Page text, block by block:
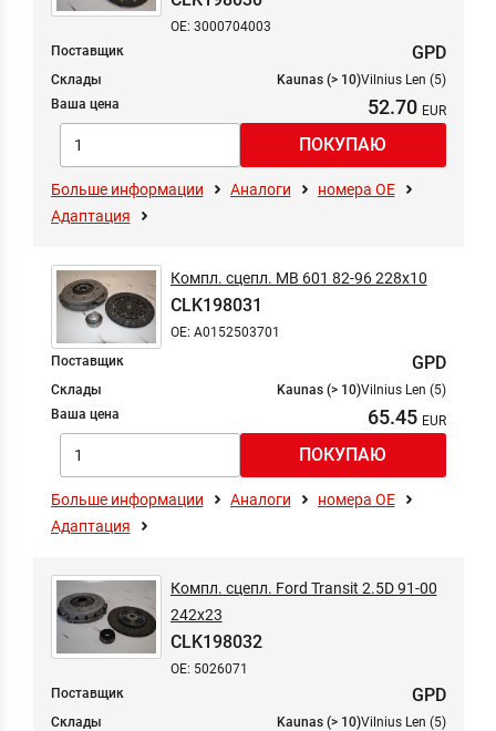
OE: 3000704003
Поставщик
GPD
Склады Kaunas (> 10)Vilnius Len (5)
Ваша цена
52.70
Больше информации Аналоги
номера ОЕ
Адаптация
Компл. сцепл. MB 601 82-96 228x10
CLK198031
OE: A0152503701
Поставщик
GPD
Склады Kaunas (> 10)Vilnius Len (5)
Ваша цена
65.45
Больше информации Аналоги
номера ОЕ
Адаптация
Компл. сцепл. Ford Transit 2.5D 91-00
242x23
CLK198032
OE: 5026071
Поставщик
GPD
Склады Kaunas (> 10)Vilnius Len (5)